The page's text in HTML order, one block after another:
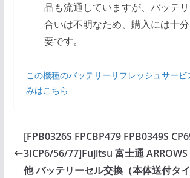
品も流通していますが、バッテ
合いは不明なため、購入には十
要です。
この機種のバッテリーリフレッシュサービ
みはこちら
[FPB0326S FPCBP479 FPB0349S
3ICP6/56/77]Fujitsu 富士通 ARROWS
他 バッテリーセル交換（本体送付タイ